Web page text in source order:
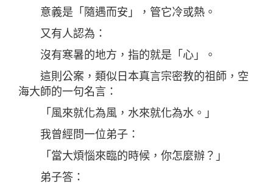
意義是「隨遇而安」，管它冷或熱。
又有人認為：
沒有寒暑的地方，指的就是「心」。
這則公案，類似日本真言宗密教的祖師，空
海大師的一句名言：
「風來就化為風，水來就化為水。」
我曾經問一位弟子：
「當大煩惱來臨的時候，你怎麼辦？」
弟子答：